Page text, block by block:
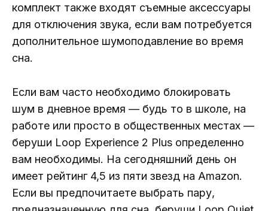
комплект также входят съемные аксессуары
для отключения звука, если вам потребуется
дополнительное шумоподавление во время
сна.
Если вам часто необходимо блокировать
шум в дневное время — будь то в школе, на
работе или просто в общественных местах —
беруши Loop Experience 2 Plus определенно
вам необходимы. На сегодняшний день он
имеет рейтинг 4,5 из пяти звезд на Amazon.
Если вы предпочитаете выбрать пару,